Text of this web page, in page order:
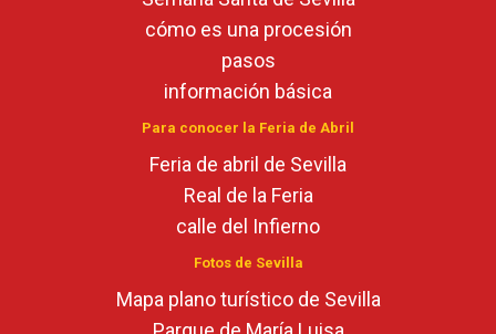
cómo es una procesión
pasos
información básica
Para conocer la Feria de Abril
Feria de abril de Sevilla
Real de la Feria
calle del Infierno
Fotos de Sevilla
Mapa plano turístico de Sevilla